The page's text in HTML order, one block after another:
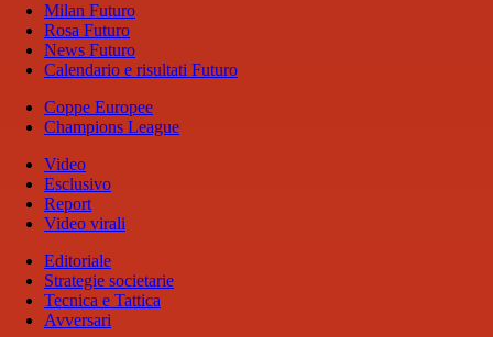
Milan Futuro
Rosa Futuro
News Futuro
Calendario e risultati Futuro
Coppe Europee
Champions League
Video
Esclusivo
Report
Video virali
Editoriale
Strategie societarie
Tecnica e Tattica
Avversari